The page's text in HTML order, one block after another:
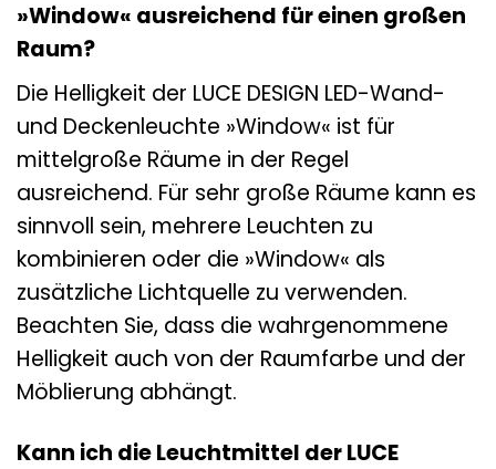
»Window« ausreichend für einen großen
Raum?
Die Helligkeit der LUCE DESIGN LED-Wand-
und Deckenleuchte »Window« ist für
mittelgroße Räume in der Regel
ausreichend. Für sehr große Räume kann es
sinnvoll sein, mehrere Leuchten zu
kombinieren oder die »Window« als
zusätzliche Lichtquelle zu verwenden.
Beachten Sie, dass die wahrgenommene
Helligkeit auch von der Raumfarbe und der
Möblierung abhängt.
Kann ich die Leuchtmittel der LUCE